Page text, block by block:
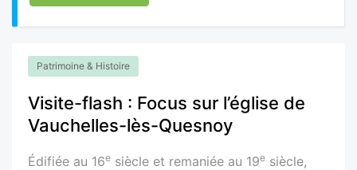
Patrimoine & Histoire
Visite-flash : Focus sur l’église de
Vauchelles-lès-Quesnoy
Édifiée au 16e siècle et remaniée au 19e siècle,